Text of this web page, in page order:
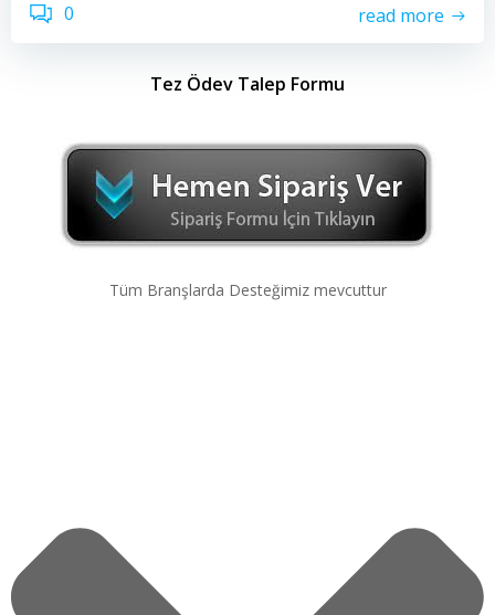
0 read more
Tez Ödev Talep Formu
Tüm Branşlarda Desteğimiz mevcuttur